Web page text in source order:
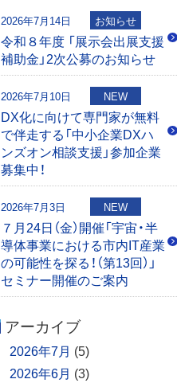
2026年7月14日 お知らせ
令和８年度 「展示会出展支援
補助金」2次公募のお知らせ
2026年7月10日 NEW
DX化に向けて専門家が無料
で伴走する「中小企業DXハ
ンズオン相談支援」参加企業
募集中！
2026年7月3日 NEW
７月24日（金）開催「宇宙・半
導体事業における市内IT産業
の可能性を探る！（第13回）」
セミナー開催のご案内
アーカイブ
2026年7月 (5)
2026年6月 (3)